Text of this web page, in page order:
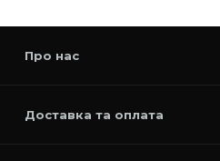
Про нас
Доставка та оплата